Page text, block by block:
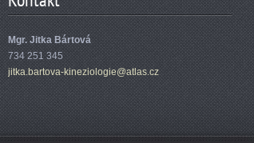
Mgr. Jitka Bártová
734 251 345
jitka.bartova-kineziologie@atlas.cz